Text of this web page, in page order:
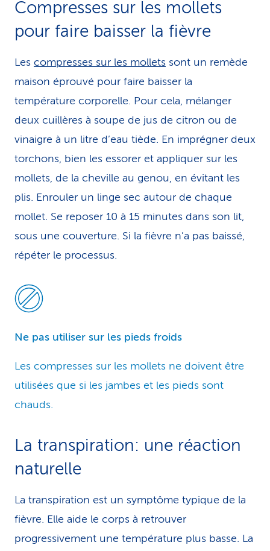
Compresses sur les mollets
pour faire baisser la fièvre
Les compresses sur les mollets sont un remède
maison éprouvé pour faire baisser la
température corporelle. Pour cela, mélanger
deux cuillères à soupe de jus de citron ou de
vinaigre à un litre d’eau tiède. En imprégner deux
torchons, bien les essorer et appliquer sur les
mollets, de la cheville au genou, en évitant les
plis. Enrouler un linge sec autour de chaque
mollet. Se reposer 10 à 15 minutes dans son lit,
sous une couverture. Si la fièvre n’a pas baissé,
répéter le processus.
Ne pas utiliser sur les pieds froids
Les compresses sur les mollets ne doivent être
utilisées que si les jambes et les pieds sont
chauds.
La transpiration: une réaction
naturelle
La transpiration est un symptôme typique de la
fièvre. Elle aide le corps à retrouver
progressivement une tem­pé­ra­tu­re plus basse. La